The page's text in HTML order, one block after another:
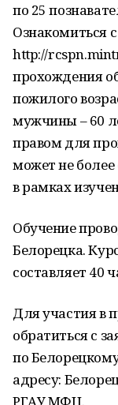
по 25
Ознакомиться
http://
прохождения
пожилого
мужчины – 60
правом для
может не более
в рамках
Обучение
Белорецка.
составляет 40
Для участия в
обратиться с
по
адресу: